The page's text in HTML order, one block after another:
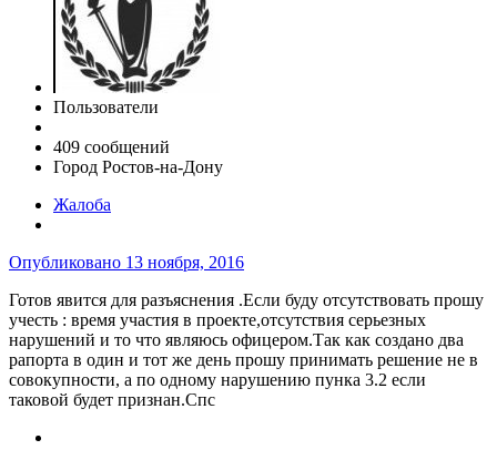
Пользователи
409 сообщений
Город Ростов-на-Дону
Жалоба
Опубликовано 13 ноября, 2016
Готов явится для разъяснения .Если буду отсутствовать прошу
учесть : время участия в проекте,отсутствия серьезных
нарушений и то что являюсь офицером.Так как создано два
рапорта в один и тот же день прошу принимать решение не в
совокупности, а по одному нарушению пунка 3.2 если
таковой будет признан.Спс